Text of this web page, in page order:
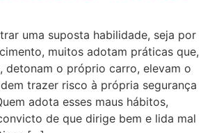
uma suposta habilidade, seja por
muitos adotam práticas que,
detonam o próprio carro, elevam o
trazer risco à própria segurança
adota esses maus hábitos,
de que dirige bem e lida mal